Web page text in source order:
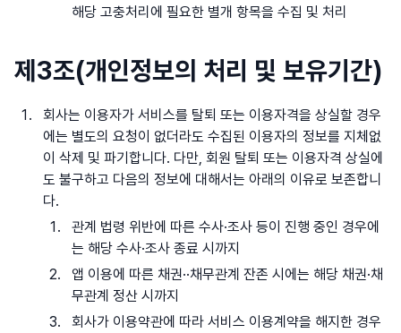
해당 고충처리에 필요한 별개 항목을 수집 및 처리
제3조(개인정보의 처리 및 보유기간)
회사는 이용자가 서비스를 탈퇴 또는 이용자격을 상실할 경우
에는 별도의 요청이 없더라도 수집된 이용자의 정보를 지체없
이 삭제 및 파기합니다. 다만, 회원 탈퇴 또는 이용자격 상실에
도 불구하고 다음의 정보에 대해서는 아래의 이유로 보존합니
다.
관계 법령 위반에 따른 수사·조사 등이 진행 중인 경우에
는 해당 수사·조사 종료 시까지
앱 이용에 따른 채권··채무관계 잔존 시에는 해당 채권·채
무관계 정산 시까지
회사가 이용약관에 따라 서비스 이용계약을 해지한 경우